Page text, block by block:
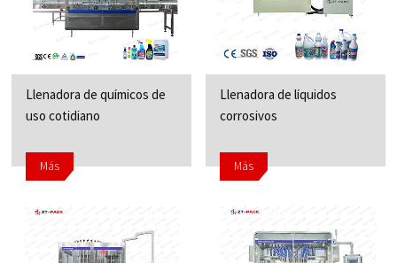
Llenadora de químicos de
uso cotidiano
Más
Llenadora de líquidos
corrosivos
Más